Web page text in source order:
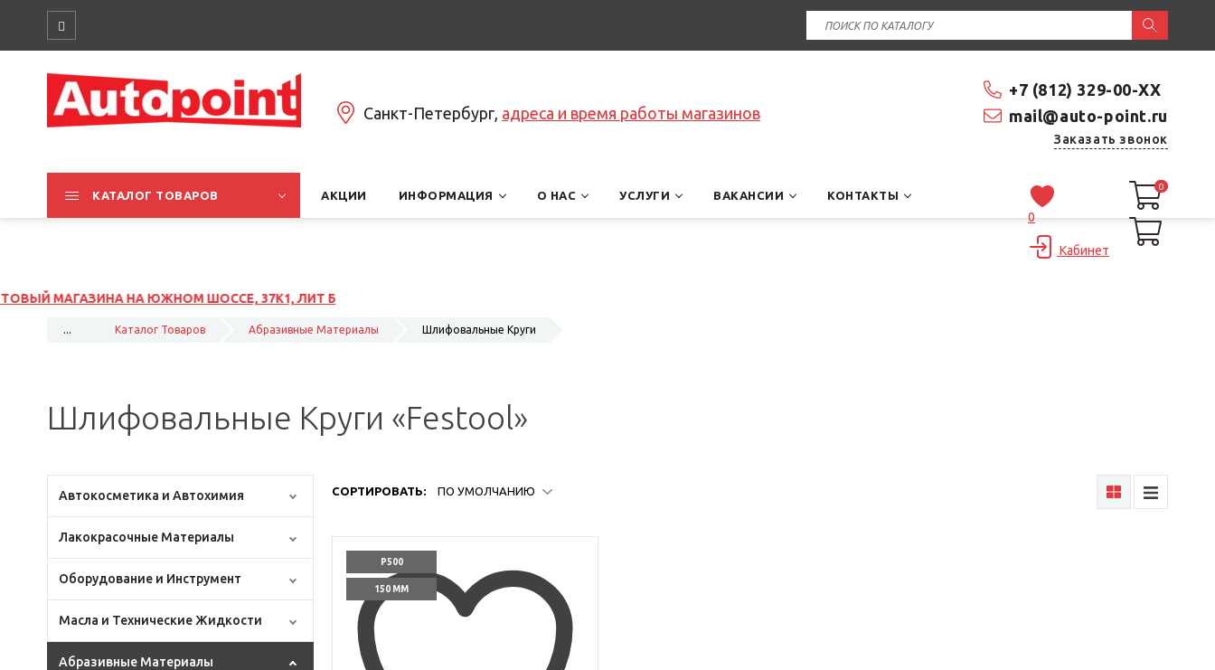
+7 (812) 329-00-XX
mail@auto-point.ru
Заказать звонок
Санкт-Петербург, адреса и время работы магазинов
КАТАЛОГ ТОВАРОВ АКЦИИ ИНФОРМАЦИЯ О НАС УСЛУГИ ВАКАНСИИ КОНТАКТЫ
0
Кабинет
0
0
37К1, ЛИТ Б
... Каталог Товаров Абразивные Материалы Шлифовальные Круги
Шлифовальные Круги «Festool»
Автокосметика и Автохимия
Лакокрасочные Материалы
Оборудование и Инструмент
Масла и Технические Жидкости
Абразивные Материалы
СОРТИРОВАТЬ: ПО УМОЛЧАНИЮ
P500
150 ММ